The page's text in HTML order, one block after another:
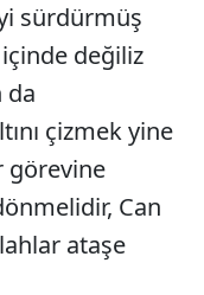
sürdürmüş
değiliz
da
çizmek yine
görevine
Can
ataşe